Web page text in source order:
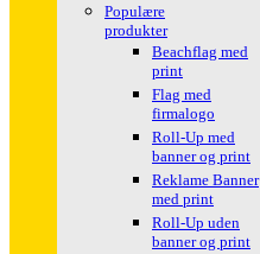
Populære
produkter
Beachflag med
print
Flag med
firmalogo
Roll-Up med
banner og print
Reklame Banner
med print
Roll-Up uden
banner og print